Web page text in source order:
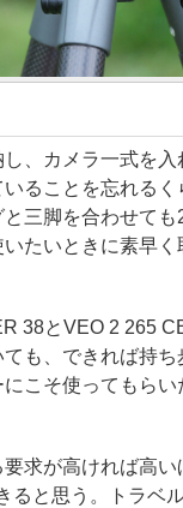
、カメラ一式を
ることを忘れるく
三脚を合わせても
たいときに素早
38とVEO 2 265
も、できれば持ち
こそ使ってもらい
求が高ければ高
ると思う。トラベ